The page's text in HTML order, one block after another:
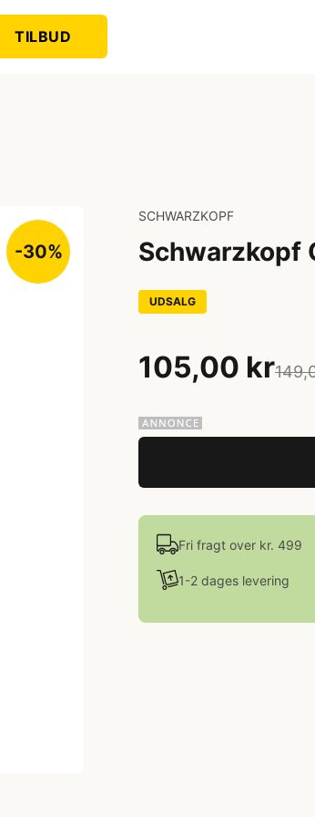
TILBUD
-30%
SCHWARZKOPF
Schwarzkopf
UDSALG
105,00 kr
Fri fragt over kr. 499
1-2 dages levering